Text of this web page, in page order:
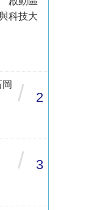
科技大
/ 2
/ 3